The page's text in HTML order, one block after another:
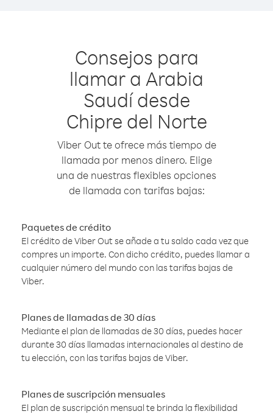
Consejos para
llamar a Arabia
Saudí desde
Chipre del Norte
Viber Out te ofrece más tiempo de
llamada por menos dinero. Elige
una de nuestras flexibles opciones
de llamada con tarifas bajas:
Paquetes de crédito
El crédito de Viber Out se añade a tu saldo cada vez que
compres un importe. Con dicho crédito, puedes llamar a
cualquier número del mundo con las tarifas bajas de
Viber.
Planes de llamadas de 30 días
Mediante el plan de llamadas de 30 días, puedes hacer
durante 30 días llamadas internacionales al destino de
tu elección, con las tarifas bajas de Viber.
Planes de suscripción mensuales
El plan de suscripción mensual te brinda la flexibilidad